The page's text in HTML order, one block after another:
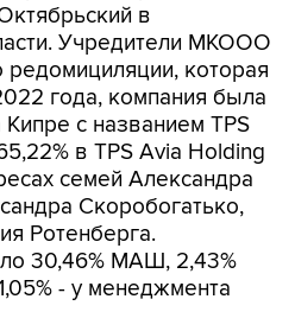
в
Учредители МКООО
которая
года, компания была
с названием TPS
в TPS Avia Holding
семей Александра
Скоробогатько,
Ротенберга.
30,46% МАШ, 2,43%
- у менеджмента